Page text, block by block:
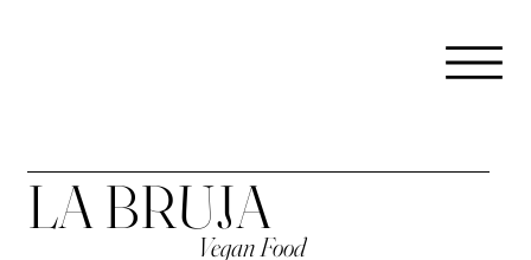
LA BRUJA
Vegan Food